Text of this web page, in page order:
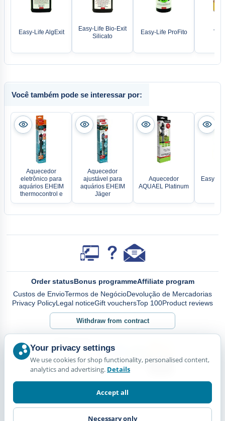
Easy-Life AlgExit
Easy-Life Bio-Exit
Silicato
Easy-Life ProFito
Você também pode se interessar por:
Aquecedor
eletrônico para
aquários EHEIM
thermocontrol e
Aquecedor
ajustável para
aquários EHEIM
Jäger
Aquecedor
AQUAEL Platinum
Easy-
Order statusBonus programmeAffiliate program
Custos de EnvioTermos de NegócioDevolução de Mercadorias
Privacy PolicyLegal noticeGift vouchersTop 100Product reviews
Withdraw from contract
Your privacy settings
We use cookies for shop functionality, personalised content,
analytics and advertising. Details
Accept all
Necessary only